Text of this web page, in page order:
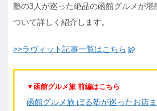
塾の3人が巡った絶品の函館グルメが堪
ついて詳しく紹介します。
>>ラヴィット記事一覧はこちら
▼函館グルメ旅 前編はこちら
函館グルメ旅 ぼる塾が巡ったお店